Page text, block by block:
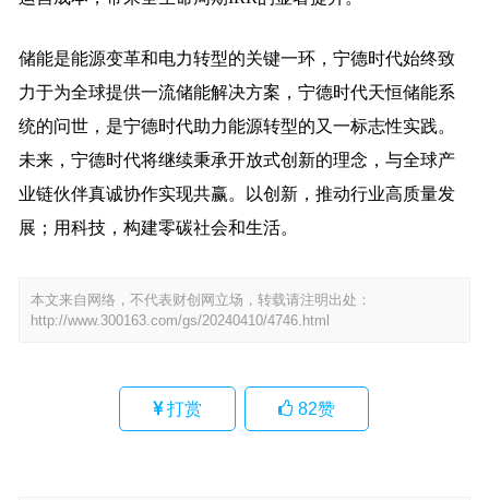
储能是能源变革和电力转型的关键一环，宁德时代始终致
力于为全球提供一流储能解决方案，宁德时代天恒储能系
统的问世，是宁德时代助力能源转型的又一标志性实践。
未来，宁德时代将继续秉承开放式创新的理念，与全球产
业链伙伴真诚协作实现共赢。以创新，推动行业高质量发
展；用科技，构建零碳社会和生活。
本文来自网络，不代表财创网立场，转载请注明出处：
http://www.300163.com/gs/20240410/4746.html
打赏 82赞